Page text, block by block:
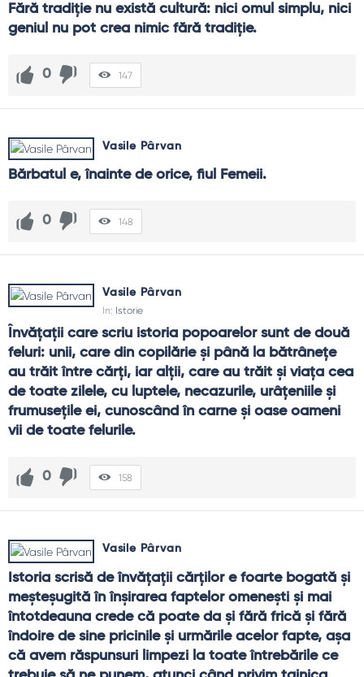
Fără tradiţie nu există cultură: nici omul simplu, nici
geniul nu pot crea nimic fără tradiţie.
0 147
Vasile Pârvan
Bărbatul e, înainte de orice, fiul Femeii.
0 148
Vasile Pârvan
In: Istorie
Învăţaţii care scriu istoria popoarelor sunt de două
feluri: unii, care din copilărie şi până la bătrâneţe
au trăit între cărţi, iar alţii, care au trăit şi viaţa cea
de toate zilele, cu luptele, necazurile, urâţeniile şi
frumuseţile ei, cunoscând în carne şi oase oameni
vii de toate felurile.
0 158
Vasile Pârvan
Istoria scrisă de învăţaţii cărţilor e foarte bogată şi
meşteşugită în înşirarea faptelor omeneşti şi mai
întotdeauna crede că poate da şi fără frică şi fără
îndoire de sine pricinile şi urmările acelor fapte, aşa
că avem răspunsuri limpezi la toate întrebările ce